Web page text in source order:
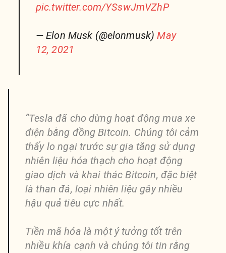
pic.twitter.com/YSswJmVZhP
— Elon Musk (@elonmusk)May
12, 2021
“Tesla đã cho dừng hoạt động mua xe
điện bằng đồng Bitcoin. Chúng tôi cảm
thấy lo ngại trước sự gia tăng sử dụng
nhiên liệu hóa thạch cho hoạt động
giao dịch và khai thác Bitcoin, đặc biệt
là than đá, loại nhiên liệu gây nhiều
hậu quả tiêu cực nhất.
Tiền mã hóa là một ý tưởng tốt trên
nhiều khía cạnh và chúng tôi tin rằng